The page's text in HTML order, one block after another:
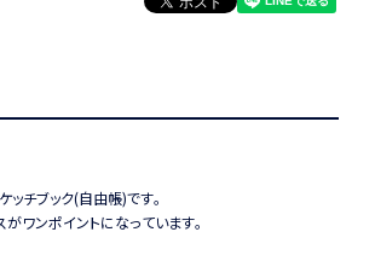
チブック(自由帳)です。
ワンポイントになっています。